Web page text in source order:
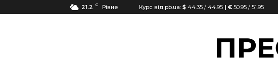
21.2 C Рівне Курс від pb.ua: $ 44.35 / 44.95 | € 50.95 / 51.95